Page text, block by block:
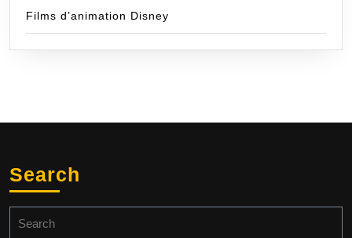
Films d’animation Disney
Search
for: